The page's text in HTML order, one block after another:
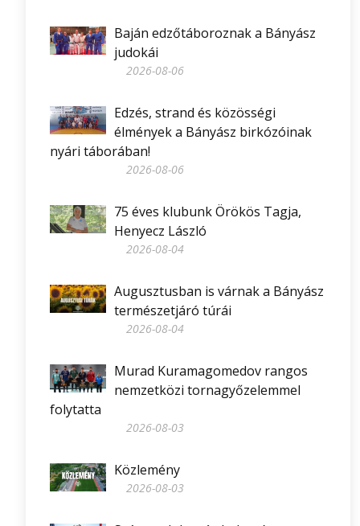
Baján edzőtáboroznak a Bányász
judokái
2026-08-06
Edzés, strand és közösségi
élmények a Bányász birkózóinak
nyári táborában!
2026-08-06
75 éves klubunk Örökös Tagja,
Henyecz László
2026-08-04
Augusztusban is várnak a Bányász
természetjáró túrái
2026-08-04
Murad Kuramagomedov rangos
nemzetközi tornagyőzelemmel
folytatta
2026-08-03
Közlemény
2026-08-03